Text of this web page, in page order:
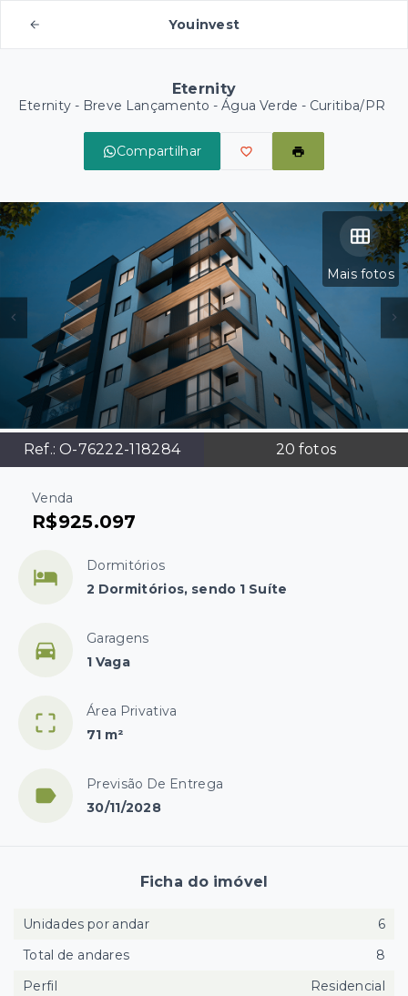
Youinvest
Eternity
Eternity - Breve Lançamento -Água Verde - Curitiba/PR
Compartilhar
Mais fotos
Ref.: O-76222-118284 20 fotos
Venda
R$925.097
Dormitórios
2 Dormitórios, sendo 1 Suíte
Garagens
1 Vaga
Área Privativa
71 m²
Previsão De Entrega
30/11/2028
Ficha do imóvel
Unidades por andar
6
Total de andares
8
Perfil
Residencial